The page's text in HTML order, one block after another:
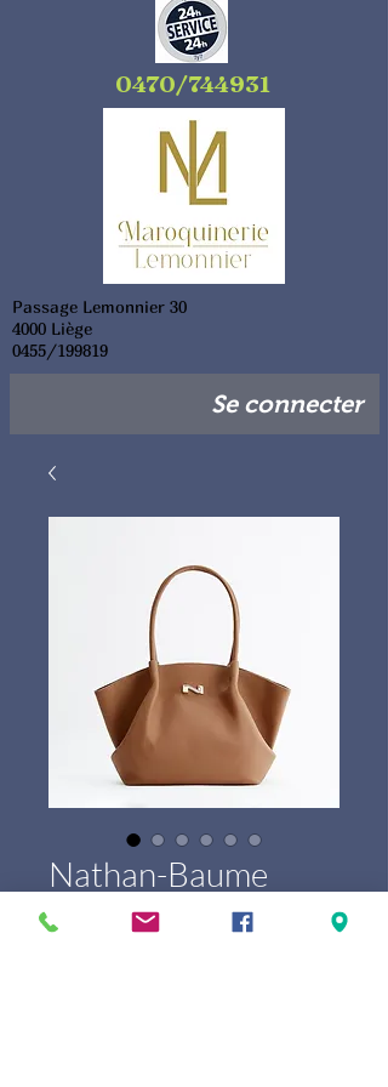
0470/744931
Passage Lemonnier 30
4000 Liège
0455/199819
Se connecter
Nathan-Baume
Galatée